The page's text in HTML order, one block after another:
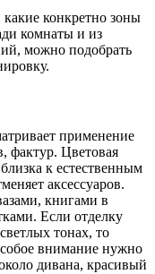
конкретно зоны
комнаты и из
можно подобрать
применение
фактур. Цветовая
к естественным
аксессуаров.
книгами в
Если отделку
тонах, то
внимание нужно
дивана, красивый